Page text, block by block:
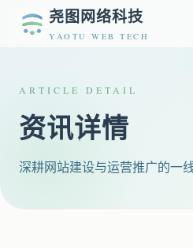
尧图网络科技
YAOTU WEB TECH
ARTICLE DETAIL
资讯详情
深耕网站建设与运营推广的一